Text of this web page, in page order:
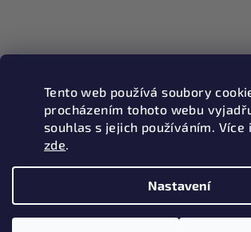
Tento web používá soubory
procházením tohoto webu
souhlas s jejich používáním. Více
zde.
Nastavení
magneticlove.sk
0915 983 346
Upravit nastavení cookies